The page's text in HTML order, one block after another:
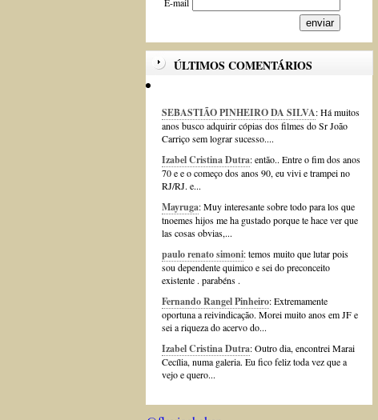
ÚLTIMOS COMENTÁRIOS
SEBASTIÃO PINHEIRO DA SILVA: Há muitos
anos busco adquirir cópias dos filmes do Sr João
Carriço sem lograr sucesso....
Izabel Cristina Dutra: então.. Entre o fim dos anos
70 e e o começo dos anos 90, eu vivi e trampei no
RJ/RJ. e...
Mayruga: Muy interesante sobre todo para los que
tnoemes hijos me ha gustado porque te hace ver que
las cosas obvias,...
paulo renato simoni: temos muito que lutar pois
sou dependente quimico e sei do preconceito
existente . parabéns .
Fernando Rangel Pinheiro: Extremamente
oportuna a reivindicação. Morei muito anos em JF e
sei a riqueza do acervo do...
Izabel Cristina Dutra: Outro dia, encontrei Marai
Cecília, numa galeria. Eu fico feliz toda vez que a
vejo e quero...